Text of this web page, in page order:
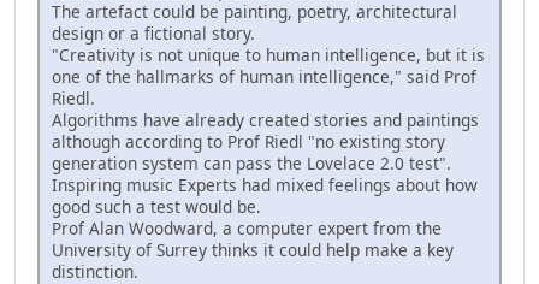
The artefact could be painting, poetry, architectural
design or a fictional story.
"Creativity is not unique to human intelligence, but it is
one of the hallmarks of human intelligence," said Prof
Riedl.
Algorithms have already created stories and paintings
although according to Prof Riedl "no existing story
generation system can pass the Lovelace 2.0 test".
Inspiring music Experts had mixed feelings about how
good such a test would be.
Prof Alan Woodward, a computer expert from the
University of Surrey thinks it could help make a key
distinction.